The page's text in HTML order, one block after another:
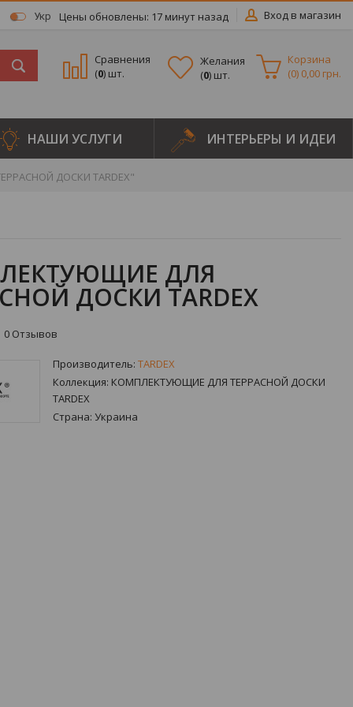
Цены обновлены: 17 минут назад Вход в магазин
Укр
Сравнения
(0) шт.
Желания
(0) шт.
Корзина
(0) 0,00 грн.
НАШИ УСЛУГИ ИНТЕРЬЕРЫ И ИДЕИ
ДОСКИ TARDEX"
ДЛЯ
ДОСКИ TARDEX
0 Отзывов
Производитель:TARDEX
Коллекция: КОМПЛЕКТУЮЩИЕ ДЛЯ ТЕРРАСНОЙ ДОСКИ
TARDEX
Страна: Украина